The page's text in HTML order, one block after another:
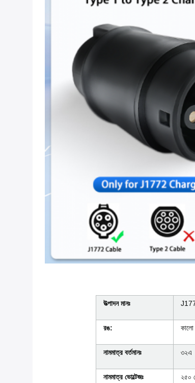
উত্পাদন মানঃ
রঙ: কালো
নামমাত্র বর্তমানঃ ৩২এ
নামমাত্র ভোল্টেজঃ ২৫০